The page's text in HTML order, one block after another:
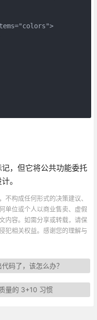
，但它将公共功能委托
。
构成任何形式的决策建议、
单位或个人以商业售卖、虚假
内容。如需分享或转载，请保
犯相关权益。感谢您的理解与
码了，该怎么办？
量的 3+10 习惯